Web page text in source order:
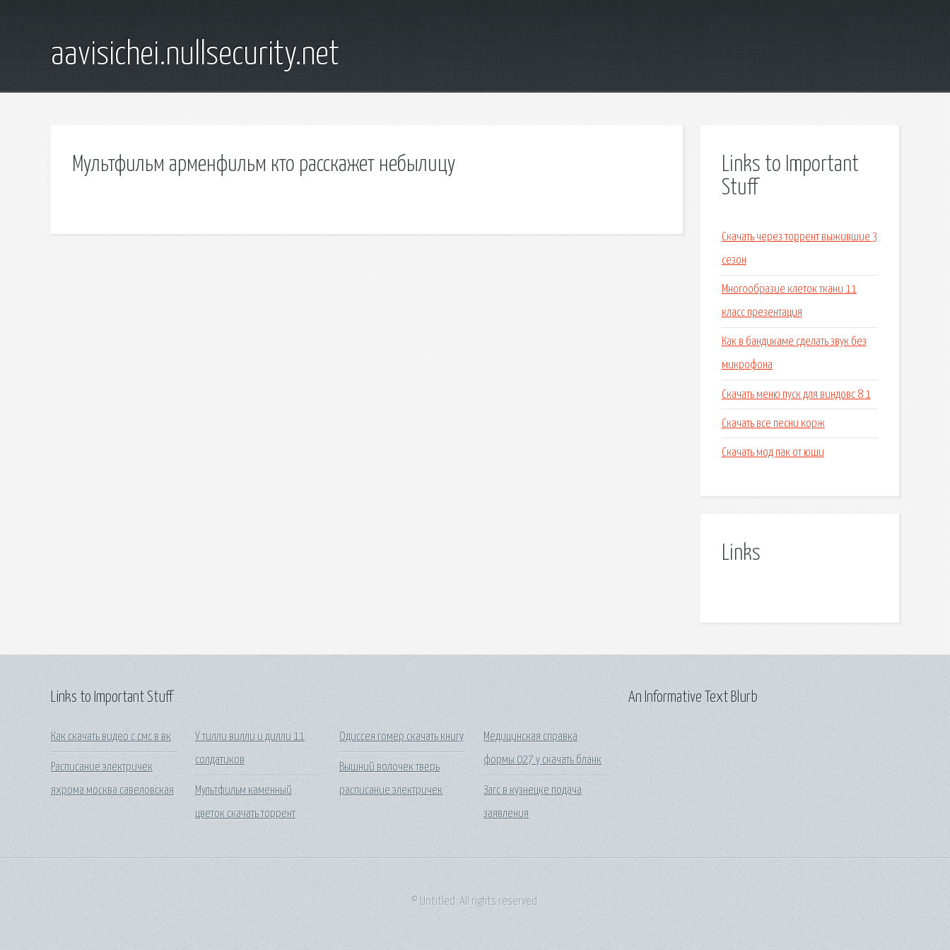
aavisichei.nullsecurity.net
Мультфильм арменфильм кто расскажет небылицу
Links to Important
Stuff
Скачать через торрент выжившие 3
сезон
Многообразие клеток ткани 11
класс презентация
Как в бандикаме сделать звук без
микрофона
Скачать меню пуск для виндовс 8 1
Скачать все песни корж
Скачать мод пак от юши
Links
Links to Important Stuff
Как скачать видео с смс в вк
Расписание электричек
яхрома москва савеловская
У тилли вилли и дилли 11
солдатиков
Мультфильм каменный
цветок скачать торрент
Одиссея гомер скачать книгу
Вышний волочек тверь
расписание электричек
Медицинская справка
формы 027 у скачать бланк
Загс в кузнецке подача
заявления
An Informative Text Blurb
© Untitled. All rights reserved.